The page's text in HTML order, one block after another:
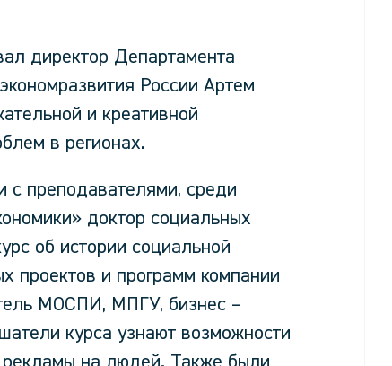
директор Департамента
России Артем
и креативной
в регионах.
с преподавателями, среди
доктор социальных
об истории социальной
проектов и программ компании
МОСПИ, МПГУ, бизнес –
курса узнают возможности